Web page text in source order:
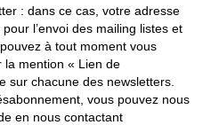
: dans ce cas, votre adresse
l’envoi des mailing listes et
à tout moment vous
la mention « Lien de
sur chacune des newsletters.
vous pouvez nous
en nous contactant